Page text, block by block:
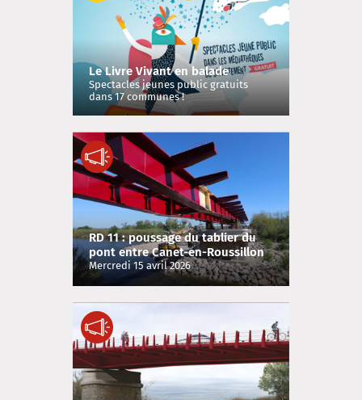
Le Livre Vivant en balade
Spectacles jeunes public gratuits
dans 17 communes !
RD 11 : poussage du tablier du
pont entre Canet-en-Roussillon
et Sainte Marie-la-Mer
Mercredi 15 avril 2026